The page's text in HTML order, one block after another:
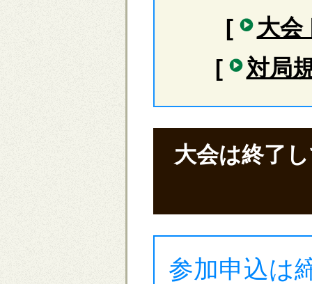
[
大会
[
対局
大会は終了
参加申込は